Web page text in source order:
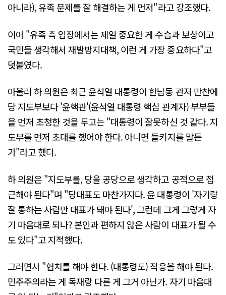
아니라), 유족 문제를 잘 해결하는 게 먼저"라고 강조했다.
이어 "유족 측 입장에서는 제일 중요한 게 수습과 보상이고
국민들 생각해서 재발방지대책, 이런 게 가장 중요하다"고
덧붙였다.
아울러 하 의원은 최근 윤석열 대통령이 한남동 관저 만찬에
당 지도부보다 '윤핵관'(윤석열 대통령 핵심 관계자) 부부들
을 먼저 초청한 것을 두고는 "대통령이 잘못하신 것 같다. 지
도부를 먼저 초대를 했어야 한다. 아니면 들키지를 말든
가"라고 했다.
하 의원은 "지도부를, 당을 공당으로 생각하고 공적으로 접
근해야 된다"며 "당대표도 마찬가지다. 윤 대통령이 '자기랑
잘 통하는 사람만 대표가 돼야 된다', 그런데 그게 그렇게 자
기 마음대로 되나? 본인과 편하지 않은 사람이 대표가 될 수
도 있다"고 지적했다.
그러면서 "협치를 해야 한다. (대통령도) 적응을 해야 된다.
민주주의라는 게 독재랑 다른 게 그거 아닌가. 자기 마음대